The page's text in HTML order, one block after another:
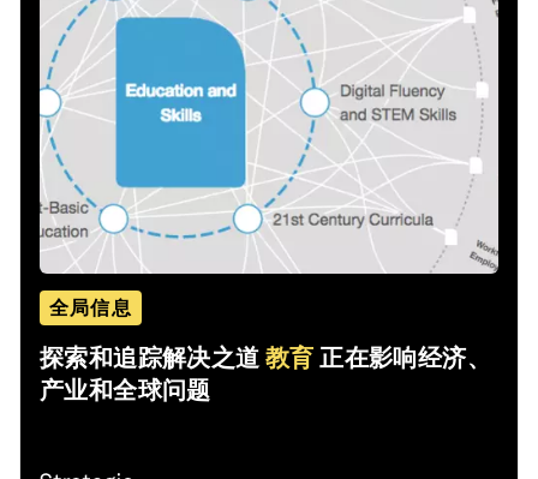
全局信息
探索和追踪解决之道 教育 正在影响经济、
产业和全球问题